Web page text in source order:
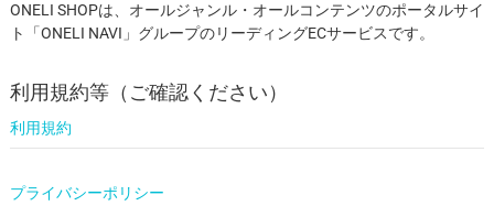
ONELI SHOPは、オールジャンル・オールコンテンツのポータルサイ
ト「ONELI NAVI」グループのリーディングECサービスです。
利用規約等（ご確認ください）
利用規約
プライバシーポリシー